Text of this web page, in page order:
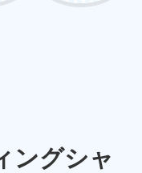
ングシャ